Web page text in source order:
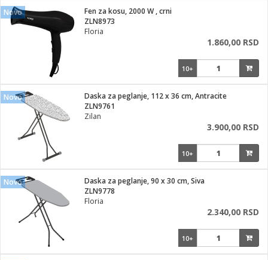
oprema
Novo
Fen za kosu, 2000 W , crni
ZLN8973
Floria
1.860,00 RSD
10+
Novo
Daska za peglanje, 112 x 36 cm, Antracite
ZLN9761
Zilan
3.900,00 RSD
10+
Novo
Daska za peglanje, 90 x 30 cm, Siva
ZLN9778
Floria
2.340,00 RSD
10+